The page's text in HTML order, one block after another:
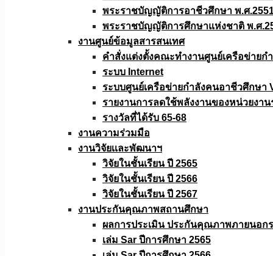
พระราชบัญญัติการอาชีวศึกษา พ.ศ
พระราชบัญญัติการศึกษาแห่งชาติ พ.ศ
งานศูนย์ข้อมูลสารสนเทศ
คำสั่งแต่งตั้งคณะทำงานศูนย์เครือข่าย
ระบบ Internet
ระบบศูนย์เครือข่ายกำลังคนอาชีวศึกษา
รายงานการลดใช้พลังงานของหน่วยงา
รางวัลที่ได้รับ 65-68
งานความร่วมมือ
งานวิจัยเเละพัฒนาฯ
วิจัยในชั้นเรียน ปี 2565
วิจัยในชั้นเรียน ปี 2566
วิจัยในชั้นเรียน ปี 2567
งานประกันคุณภาพสถานศึกษา
ผลการประเมิน ประกันคุณภาพภายนอก
เล่ม Sar ปีการศึกษา 2565